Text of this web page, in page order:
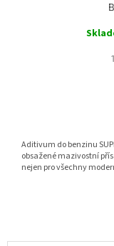
Aditivum do benzinu
obsažené mazivostní
nejen pro všechny